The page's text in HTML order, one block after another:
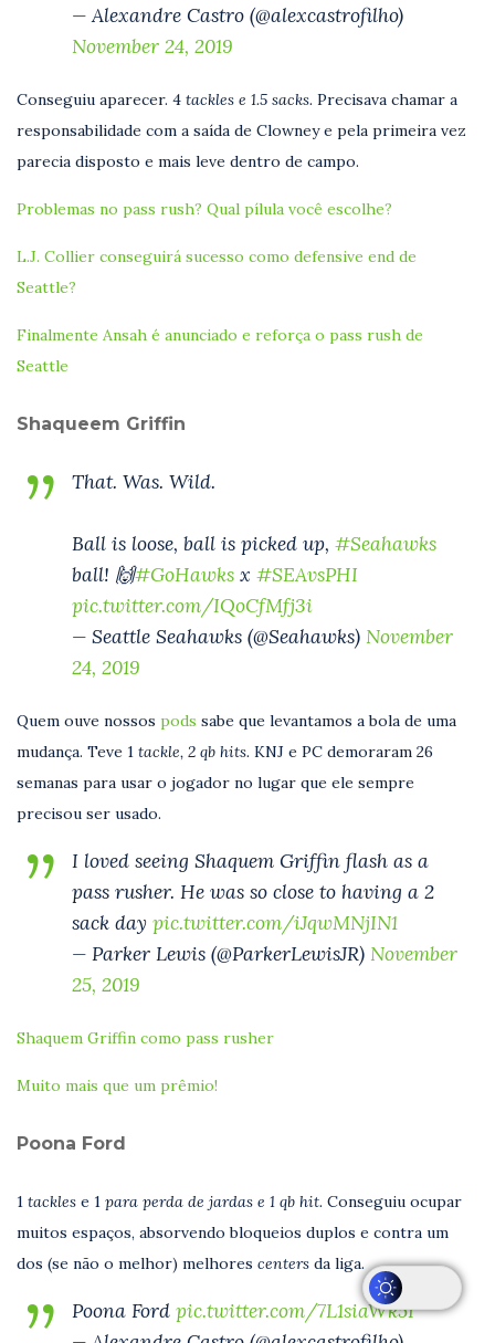
— Alexandre Castro (@alexcastrofilho)
November 24, 2019
Conseguiu aparecer. 4 tackles e 1.5 sacks. Precisava chamar a
responsabilidade com a saída de Clowney e pela primeira vez
parecia disposto e mais leve dentro de campo.
Problemas no pass rush? Qual pílula você escolhe?
L.J. Collier conseguirá sucesso como defensive end de
Seattle?
Finalmente Ansah é anunciado e reforça o pass rush de
Seattle
Shaqueem Griffin
That. Was. Wild.
Ball is loose, ball is picked up, #Seahawks
ball! 🙌#GoHawks x #SEAvsPHI
pic.twitter.com/IQoCfMfj3i
— Seattle Seahawks (@Seahawks) November
24, 2019
Quem ouve nossos pods sabe que levantamos a bola de uma
mudança. Teve 1 tackle, 2 qb hits. KNJ e PC demoraram 26
semanas para usar o jogador no lugar que ele sempre
precisou ser usado.
I loved seeing Shaquem Griffin flash as a
pass rusher. He was so close to having a 2
sack day pic.twitter.com/iJqwMNjIN1
— Parker Lewis (@ParkerLewisJR) November
25, 2019
Shaquem Griffin como pass rusher
Muito mais que um prêmio!
Poona Ford
1 tackles e 1 para perda de jardas e 1 qb hit. Conseguiu ocupar
muitos espaços, absorvendo bloqueios duplos e contra um
dos (se não o melhor) melhores centers da liga.
Poona Ford pic.twitter.com/7L1siaWk5I